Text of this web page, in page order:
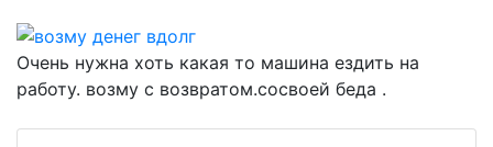
Очень нужна хоть какая то машина ездить на
работу. возму с возвратом.сосвоей беда .